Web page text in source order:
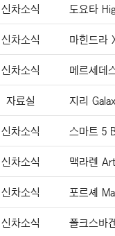
신차소식 도요타
신차소식 마힌드라
신차소식 메르세데
자료실 지리
신차소식 스마트 5
신차소식
신차소식 포르셰
신차소식 폴크스바